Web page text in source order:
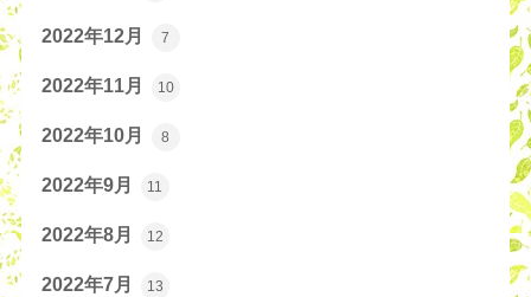
2022年12月 7
2022年11月 10
2022年10月 8
2022年9月 11
2022年8月 12
2022年7月 13